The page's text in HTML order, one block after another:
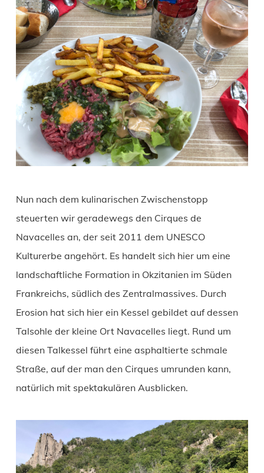
Nun nach dem kulinarischen Zwischenstopp
steuerten wir geradewegs den Cirques de
Navacelles an, der seit 2011 dem UNESCO
Kulturerbe angehört. Es handelt sich hier um eine
landschaftliche Formation in Okzitanien im Süden
Frankreichs, südlich des Zentralmassives. Durch
Erosion hat sich hier ein Kessel gebildet auf dessen
Talsohle der kleine Ort Navacelles liegt. Rund um
diesen Talkessel führt eine asphaltierte schmale
Straße, auf der man den Cirques umrunden kann,
natürlich mit spektakulären Ausblicken.